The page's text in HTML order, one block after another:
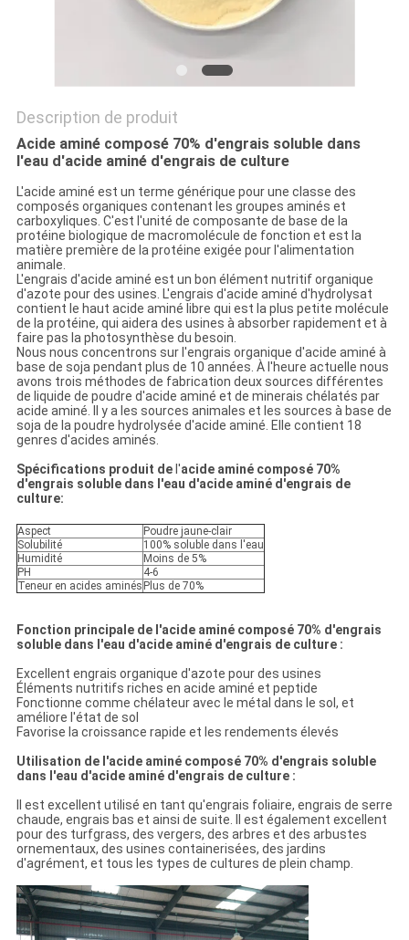
CITATION
PLAN
DU
SITE
POLITIQUE
DE
CONFIDENTIALITÉ
Description de produit
Acide aminé composé 70% d'engrais soluble dans
l'eau d'acide aminé d'engrais de culture
L'acide aminé est un terme générique pour une classe des
composés organiques contenant les groupes aminés et
carboxyliques. C'est l'unité de composante de base de la
protéine biologique de macromolécule de fonction et est la
matière première de la protéine exigée pour l'alimentation
animale.
L'engrais d'acide aminé est un bon élément nutritif organique
d'azote pour des usines. L'engrais d'acide aminé d'hydrolysat
contient le haut acide aminé libre qui est la plus petite molécule
de la protéine, qui aidera des usines à absorber rapidement et à
faire pas la photosynthèse du besoin.
Nous nous concentrons sur l'engrais organique d'acide aminé à
base de soja pendant plus de 10 années. À l'heure actuelle nous
avons trois méthodes de fabrication deux sources différentes
de liquide de poudre d'acide aminé et de minerais chélatés par
acide aminé. Il y a les sources animales et les sources à base de
soja de la poudre hydrolysée d'acide aminé. Elle contient 18
genres d'acides aminés.
Spécifications produit del'acide aminé composé 70%
d'engrais soluble dans l'eau d'acide aminé d'engrais de
culture:
Aspect
Poudre jaune-clair
Solubilité
100% soluble dans l'eau
Humidité
Moins de 5%
PH
4-6
Teneur en acides aminés Plus de 70%
Fonction principale de l'acide aminé composé 70% d'engrais
soluble dans l'eau d'acide aminé d'engrais de culture :
Excellent engrais organique d'azote pour des usines
Éléments nutritifs riches en acide aminé et peptide
Fonctionne comme chélateur avec le métal dans le sol, et
améliore l'état de sol
Favorise la croissance rapide et les rendements élevés
Utilisation de l'acide aminé composé 70% d'engrais soluble
dans l'eau d'acide aminé d'engrais de culture :
Il est excellent utilisé en tant qu'engrais foliaire, engrais de serre
chaude, engrais bas et ainsi de suite. Il est également excellent
pour des turfgrass, des vergers, des arbres et des arbustes
ornementaux, des usines containerisées, des jardins
d'agrément, et tous les types de cultures de plein champ.